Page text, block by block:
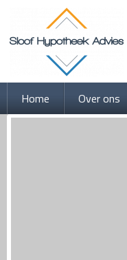
Home Over ons